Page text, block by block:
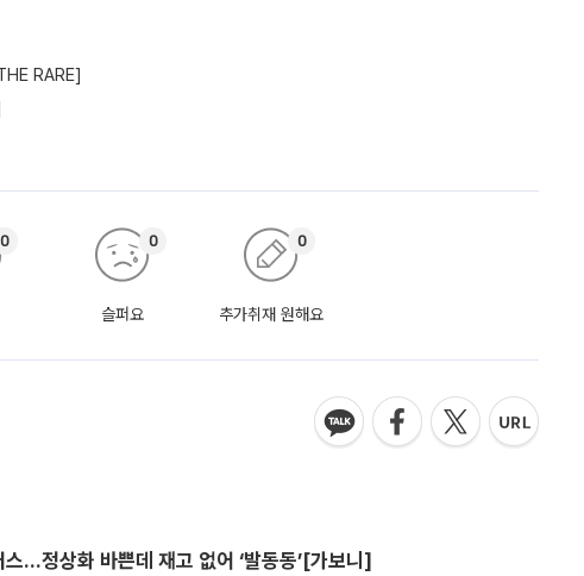
RARE]
0
슬퍼요
0
추가취재 원해요
0
…정상화 바쁜데 재고 없어 ‘발동동’[가보니]